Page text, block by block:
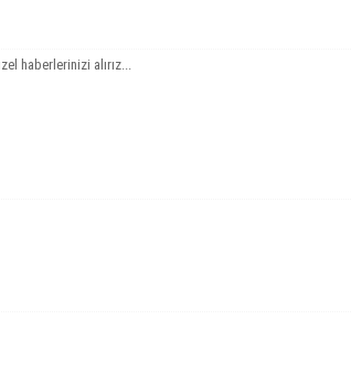
haberlerinizi alırız...